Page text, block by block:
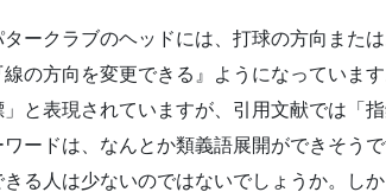
タークラブのヘッドには、打球の方向また
の方向を変更できる』ようになっていま
と表現されていますが、引用文献では「
ードは、なんとか類義語展開ができそう
る人は少ないのではないでしょうか。し